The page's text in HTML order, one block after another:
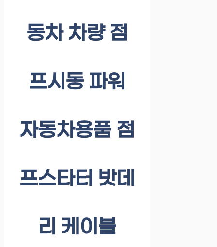
동차 차량 점
프시동 파워
자동차용품 점
프스타터 밧데
리 케이블